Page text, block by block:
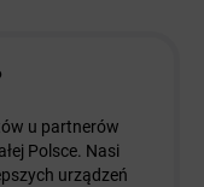
u partnerów
Polsce. Nasi
urządzeń